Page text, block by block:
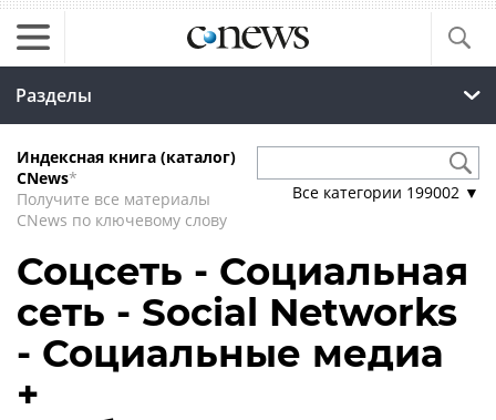
Разделы
Индексная книга (каталог)
CNews*
Получите все материалы
CNews по ключевому слову
Все категории 199002 ▼
Соцсеть - Социальная
сеть - Social Networks
- Социальные медиа
+